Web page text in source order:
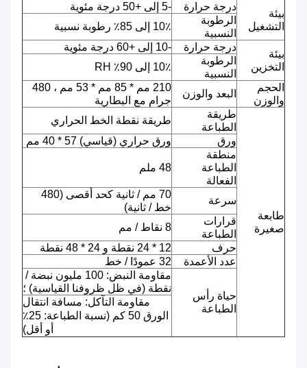
بيئة
التشغيل
درجة حرارة
-5 إلى +50 درجة مئوية
الرطوبة
النسبية
10٪ إلى 85٪ رطوبة نسبية
بيئة
التخزين
درجة حرارة
-10 إلى +60 درجة مئوية
الرطوبة
النسبية
10٪ إلى 90٪ RH
الحجم
والوزن
البعد والوزن
210 مم * 85 مم * 53 مم ، 480
جرام مع البطارية
طابعة
صغيرة
طريقة
الطباعة
طريقة نقطة الخط الحراري
ورق
ورق حراري (قياسي) 57 * 40 مم
منطقة
الطباعة
الفعالة
48 ملم
سرعة
70 مم / ثانية كحد أقصى (480
خط / ثانية)
قرارات
الطباعة
8 نقاط / مم
حرف
12 * 24 نقطة و 24 * 48 نقطة
عدد الأعمدة
32 عمودًا / خط
حياة رأس
الطباعة
مقاومة النبض: 100 مليون نبضة /
نقطة (في ظل ظروفنا القياسية) ؛
مقاومة التآكل: مسافة انتقال
الورق 50 كم (نسبة الطباعة: 25٪
أو أقل)